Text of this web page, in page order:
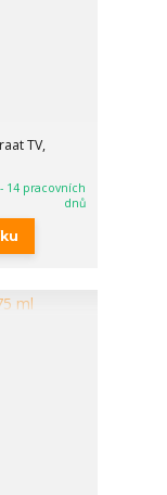
TV,
14 pracovních
dnů